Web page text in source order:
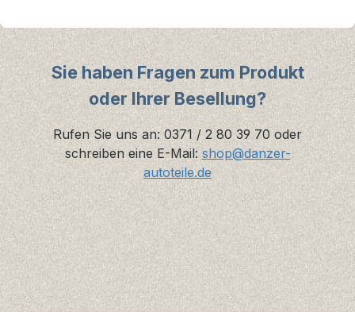
Sie haben Fragen zum Produkt
oder Ihrer Besellung?
Rufen Sie uns an: 0371 / 2 80 39 70 oder
schreiben eine E-Mail: shop@danzer-
autoteile.de